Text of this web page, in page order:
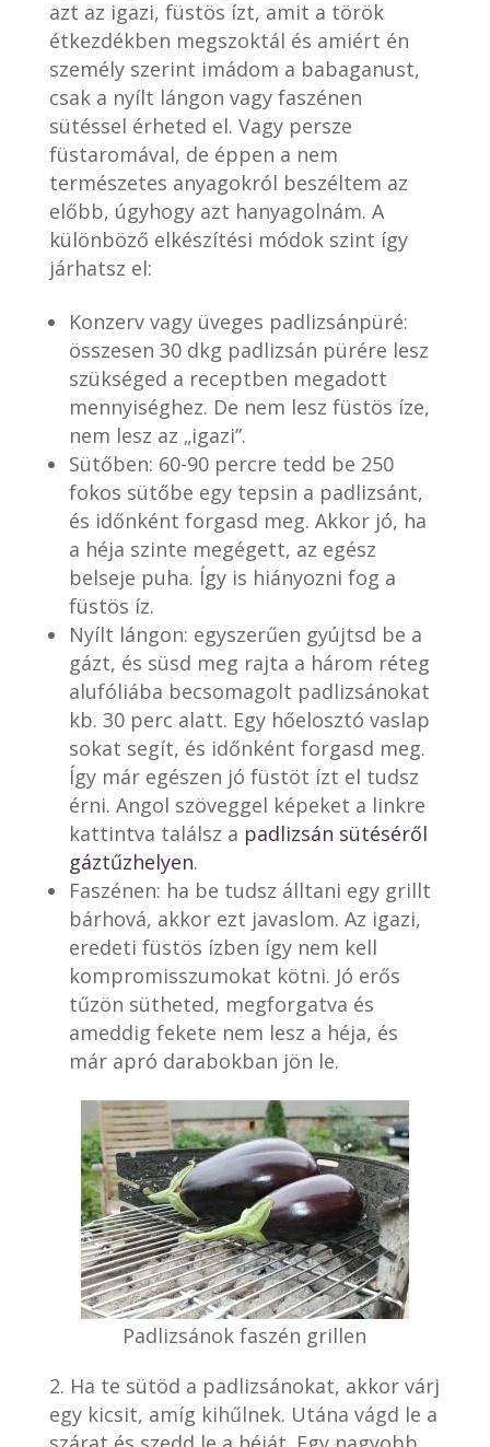
azt az igazi, füstös ízt, amit a török
étkezdékben megszoktál és amiért én
személy szerint imádom a babaganust,
csak a nyílt lángon vagy faszénen
sütéssel érheted el. Vagy persze
füstaromával, de éppen a nem
természetes anyagokról beszéltem az
előbb, úgyhogy azt hanyagolnám. A
különböző elkészítési módok szint így
járhatsz el:
Konzerv vagy üveges padlizsánpüré:
összesen 30 dkg padlizsán pürére lesz
szükséged a receptben megadott
mennyiséghez. De nem lesz füstös íze,
nem lesz az „igazi”.
Sütőben: 60-90 percre tedd be 250
fokos sütőbe egy tepsin a padlizsánt,
és időnként forgasd meg. Akkor jó, ha
a héja szinte megégett, az egész
belseje puha. Így is hiányozni fog a
füstös íz.
Nyílt lángon: egyszerűen gyújtsd be a
gázt, és süsd meg rajta a három réteg
alufóliába becsomagolt padlizsánokat
kb. 30 perc alatt. Egy hőelosztó vaslap
sokat segít, és időnként forgasd meg.
Így már egészen jó füstöt ízt el tudsz
érni. Angol szöveggel képeket a linkre
kattintva találsz a padlizsán sütéséről
gáztűzhelyen.
Faszénen: ha be tudsz álltani egy grillt
bárhová, akkor ezt javaslom. Az igazi,
eredeti füstös ízben így nem kell
kompromisszumokat kötni. Jó erős
tűzön sütheted, megforgatva és
ameddig fekete nem lesz a héja, és
már apró darabokban jön le.
Padlizsánok faszén grillen
Ha te sütöd a padlizsánokat, akkor várj
egy kicsit, amíg kihűlnek. Utána vágd le a